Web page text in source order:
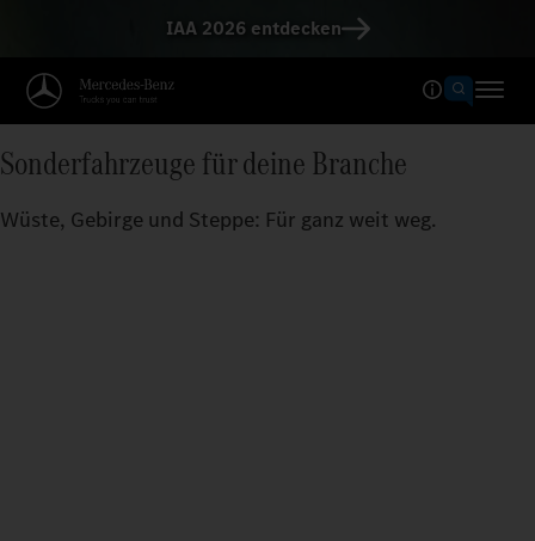
IAA 2026 entdecken
Sonderfahrzeuge für deine Branche
Wüste, Gebirge und Steppe: Für ganz weit weg.